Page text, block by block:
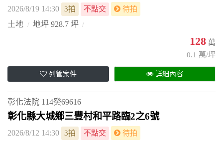
2026/8/19 14:30 3拍 不點交 待拍
土地 地坪 928.7 坪
128 萬
0.1 萬/坪
列管案件 詳細內容
彰化法院 114癸69616
彰化縣大城鄉三豐村和平路臨2之6號
2026/8/12 14:30 3拍 不點交 待拍